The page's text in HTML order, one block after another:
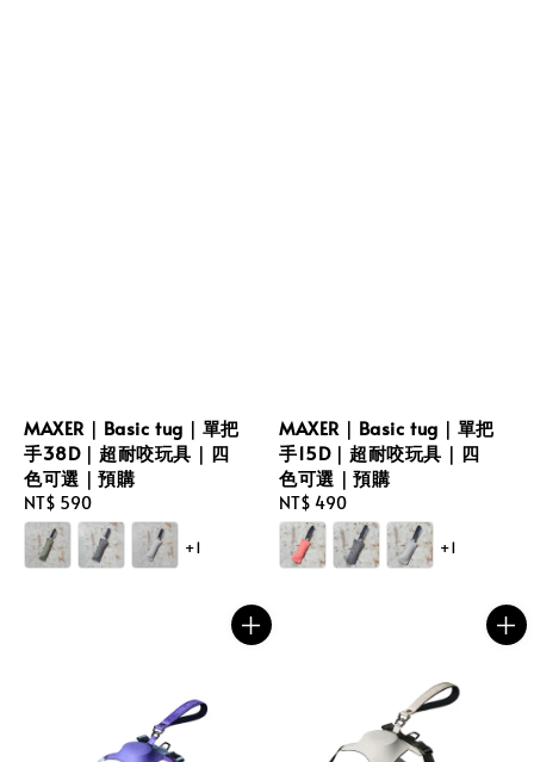
MAXER｜Basic tug｜單把
手38D｜超耐咬玩具｜四
色可選｜預購
Regular
price
NT$ 590
+1
MAXER｜Basic tug｜單把
手15D｜超耐咬玩具｜四
色可選｜預購
Regular
price
NT$ 490
+1